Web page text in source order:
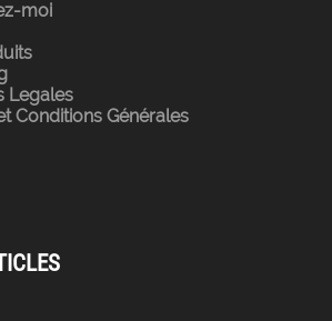
moi
Legales
Conditions Générales